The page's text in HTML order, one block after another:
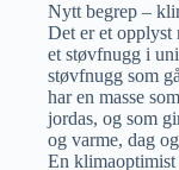
Nytt begrep –
Det er et opplyst
et støvfnugg i
støvfnugg som
har en masse
jordas, og som
og varme, dag
En klimaoptimist